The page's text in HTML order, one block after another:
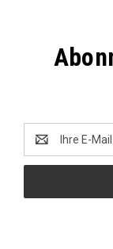
Mail-
Adresse